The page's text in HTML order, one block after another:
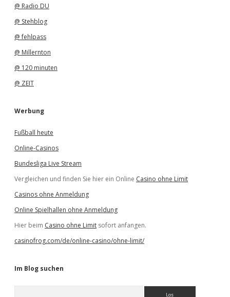
@ Radio DU
@ Stehblog
@ fehlpass
@ Millernton
@ 120 minuten
@ ZEIT
Werbung
Fußball heute
Online-Casinos
Bundesliga Live Stream
Vergleichen und finden Sie hier ein Online Casino ohne Limit
Casinos ohne Anmeldung
Online Spielhallen ohne Anmeldung
Hier beim Casino ohne Limit sofort anfangen.
casinofrog.com/de/online-casino/ohne-limit/
Im Blog suchen